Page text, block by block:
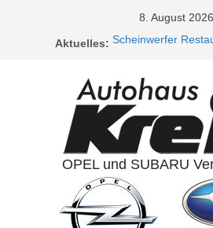
8. August 2026
Aktuelles: Scheinwerfer
Auspuffanlagen
Ventilreinigung
OPEL und SUBARU